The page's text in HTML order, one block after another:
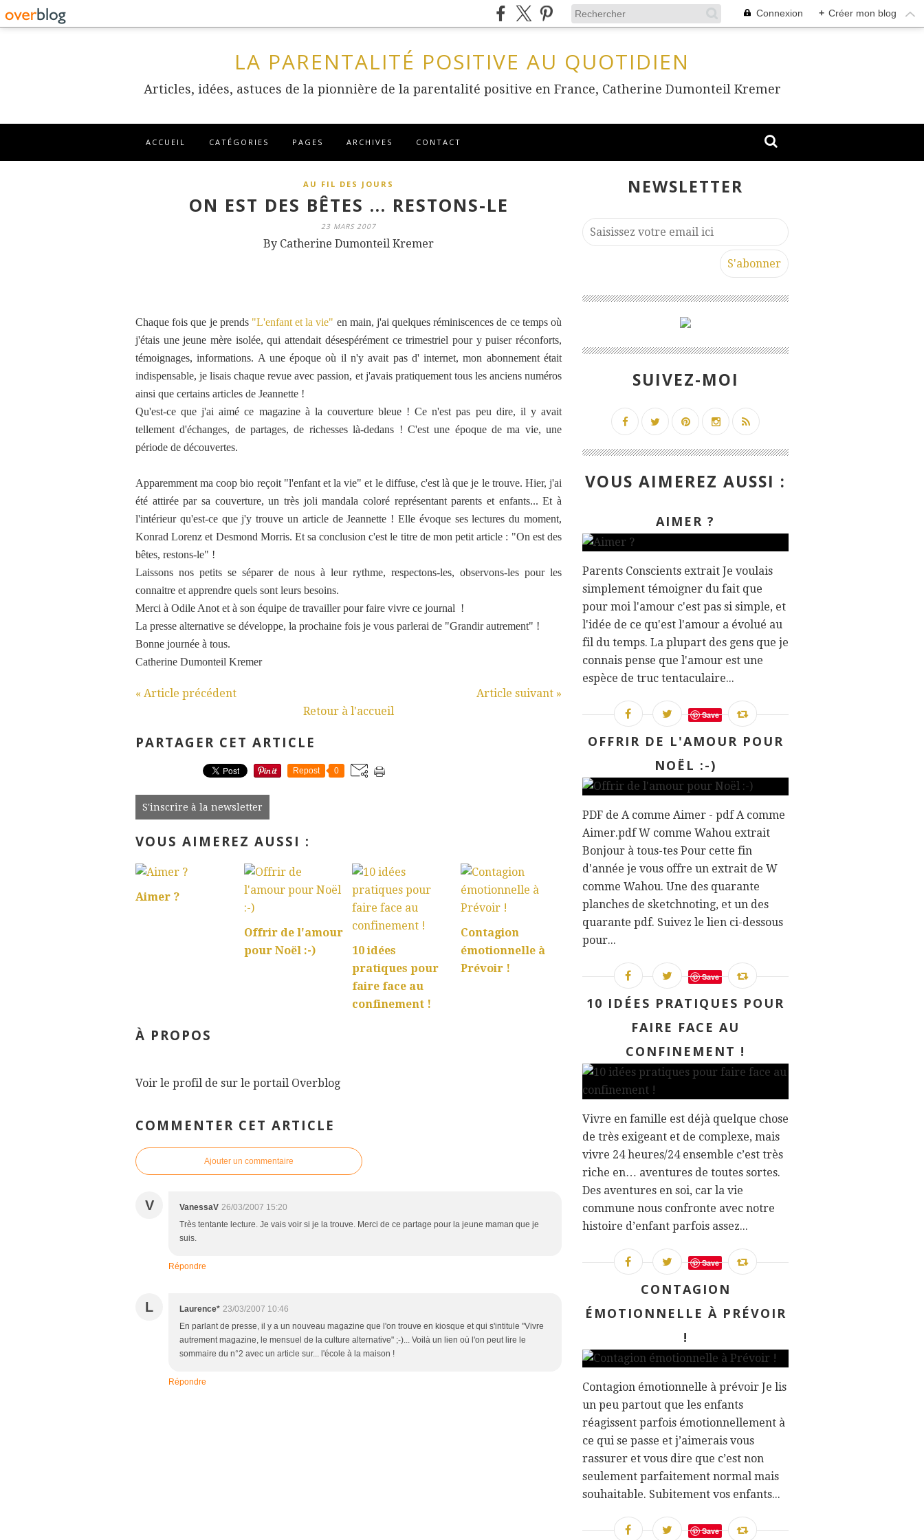
Connexion + Créer mon blog
LA PARENTALITÉ POSITIVE AU QUOTIDIEN
Articles, idées, astuces de la pionnière de la parentalité positive en France, Catherine Dumonteil Kremer
ACCUEIL CATÉGORIES PAGES ARCHIVES CONTACT
AU FIL DES JOURS
ON EST DES BÊTES ... RESTONS-LE
23 MARS 2007
By Catherine Dumonteil Kremer
Chaque fois que je prends "L'enfant et la vie" en main, j'ai quelques réminiscences de ce temps où
j'étais une jeune mère isolée, qui attendait désespérément ce trimestriel pour y puiser réconforts,
témoignages, informations. A une époque où il n'y avait pas d' internet, mon abonnement était
indispensable, je lisais chaque revue avec passion, et j'avais pratiquement tous les anciens numéros
ainsi que certains articles de Jeannette !
Qu'est-ce que j'ai aimé ce magazine à la couverture bleue ! Ce n'est pas peu dire, il y avait
tellement d'échanges, de partages, de richesses là-dedans ! C'est une époque de ma vie, une
période de découvertes.
Apparemment ma coop bio reçoit "l'enfant et la vie" et le diffuse, c'est là que je le trouve. Hier, j'ai
été attirée par sa couverture, un très joli mandala coloré représentant parents et enfants... Et à
l'intérieur qu'est-ce que j'y trouve un article de Jeannette ! Elle évoque ses lectures du moment,
Konrad Lorenz et Desmond Morris. Et sa conclusion c'est le titre de mon petit article : "On est des
bêtes, restons-le" !
Laissons nos petits se séparer de nous à leur rythme, respectons-les, observons-les pour les
connaitre et apprendre quels sont leurs besoins.
Merci à Odile Anot et à son équipe de travailler pour faire vivre ce journal !
La presse alternative se développe, la prochaine fois je vous parlerai de "Grandir autrement" !
Bonne journée à tous.
Catherine Dumonteil Kremer
« Article précédent
Article suivant »
Retour à l'accueil
PARTAGER CET ARTICLE
Repost 0
S'inscrire à la newsletter
VOUS AIMEREZ AUSSI :
Aimer ?
Offrir de l'amour
pour Noël :-)
10 idées
pratiques pour
faire face au
confinement !
Contagion
émotionnelle à
Prévoir !
À PROPOS
Voir le profil de sur le portail Overblog
COMMENTER CET ARTICLE
Ajouter un commentaire
V VanessaV 26/03/2007 15:20
Très tentante lecture. Je vais voir si je la trouve. Merci de ce partage pour la jeune maman que je
suis.
Répondre
L Laurence* 23/03/2007 10:46
En parlant de presse, il y a un nouveau magazine que l'on trouve en kiosque et qui s'intitule "Vivre
autrement magazine, le mensuel de la culture alternative" ;-)... Voilà un lien où l'on peut lire le
sommaire du n°2 avec un article sur... l'école à la maison !
Répondre
NEWSLETTER
SUIVEZ-MOI
VOUS AIMEREZ AUSSI :
AIMER ?
Parents Conscients extrait Je voulais
simplement témoigner du fait que
pour moi l'amour c'est pas si simple, et
l'idée de ce qu'est l'amour a évolué au
fil du temps. La plupart des gens que je
connais pense que l'amour est une
espèce de truc tentaculaire...
Save
OFFRIR DE L'AMOUR POUR
NOËL :-)
PDF de A comme Aimer - pdf A comme
Aimer.pdf W comme Wahou extrait
Bonjour à tous-tes Pour cette fin
d'année je vous offre un extrait de W
comme Wahou. Une des quarante
planches de sketchnoting, et un des
quarante pdf. Suivez le lien ci-dessous
pour...
Save
10 IDÉES PRATIQUES POUR
FAIRE FACE AU
CONFINEMENT !
Vivre en famille est déjà quelque chose
de très exigeant et de complexe, mais
vivre 24 heures/24 ensemble c’est très
riche en… aventures de toutes sortes.
Des aventures en soi, car la vie
commune nous confronte avec notre
histoire d’enfant parfois assez...
Save
CONTAGION
ÉMOTIONNELLE À PRÉVOIR
!
Contagion émotionnelle à prévoir Je lis
un peu partout que les enfants
réagissent parfois émotionnellement à
ce qui se passe et j’aimerais vous
rassurer et vous dire que c’est non
seulement parfaitement normal mais
souhaitable. Subitement vos enfants...
Save